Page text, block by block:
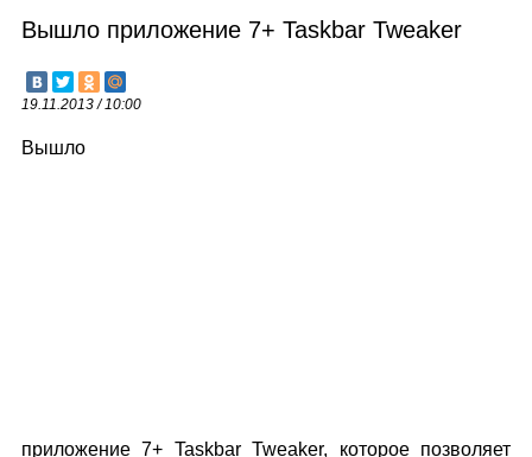
Новости
Новинки
Вышло приложение 7+ Taskbar Tweaker
19.11.2013 / 10:00
Вышло
приложение 7+ Taskbar Tweaker, которое позволяет